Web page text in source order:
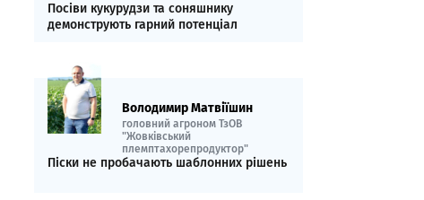
Посіви кукурудзи та соняшнику
демонструють гарний потенціал
Володимир Матвіїшин
головний агроном ТзОВ
"Жовківський
племптахорепродуктор"
Піски не пробачають шаблонних рішень